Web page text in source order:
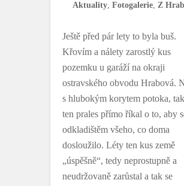
Aktuality, Fotogalerie, Z
Ještě před pár lety to byla buš.
Křovím a nálety zarostlý kus
pozemku u garáží na okraji
ostravského obvodu Hrabová.
s hlubokým korytem potoka,
ten prales přímo říkal o to, aby
odkladištěm všeho, co doma
dosloužilo. Léty ten kus země
„úspěšně“, tedy neprostupně a
neudržovaně zarůstal a tak se